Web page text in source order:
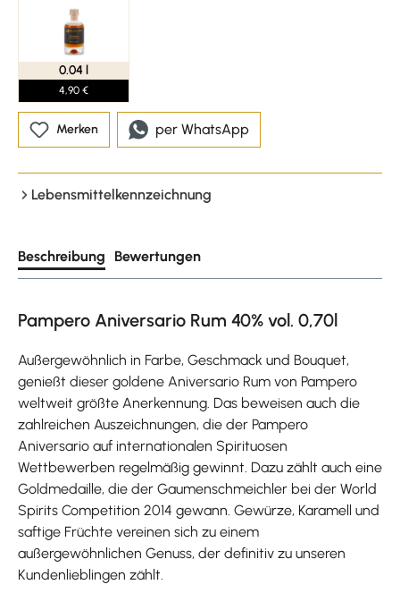
0.04 l
4,90 €
Merken per WhatsApp
Lebensmittelkennzeichnung
Beschreibung Bewertungen
Pampero Aniversario Rum 40% vol. 0,70l
Außergewöhnlich in Farbe, Geschmack und Bouquet,
genießt dieser goldene Aniversario Rum von Pampero
weltweit größte Anerkennung. Das beweisen auch die
zahlreichen Auszeichnungen, die der Pampero
Aniversario auf internationalen Spirituosen
Wettbewerben regelmäßig gewinnt. Dazu zählt auch eine
Goldmedaille, die der Gaumenschmeichler bei der World
Spirits Competition 2014 gewann. Gewürze, Karamell und
saftige Früchte vereinen sich zu einem
außergewöhnlichen Genuss, der definitiv zu unseren
Kundenlieblingen zählt.